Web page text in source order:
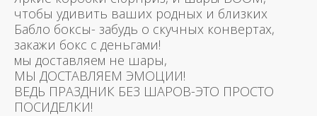
чтобы удивить ваших родных и близких
Бабло боксы- забудь о скучных конвертах,
закажи бокс с деньгами!
мы доставляем не шары,
МЫ ДОСТАВЛЯЕМ ЭМОЦИИ!
ВЕДЬ ПРАЗДНИК БЕЗ ШАРОВ-ЭТО ПРОСТО
ПОСИДЕЛКИ!